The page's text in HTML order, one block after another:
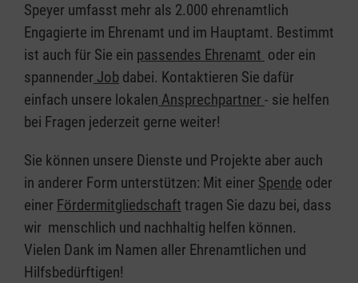
Speyer umfasst mehr als 2.000 ehrenamtlich
Engagierte im Ehrenamt und im Hauptamt. Bestimmt
ist auch für Sie ein passendes Ehrenamt oder ein
spannender Job dabei. Kontaktieren Sie dafür
einfach unsere lokalen Ansprechpartner - sie helfen
bei Fragen jederzeit gerne weiter!
Sie können unsere Dienste und Projekte aber auch
in anderer Form unterstützen: Mit einer Spende oder
einer Fördermitgliedschaft tragen Sie dazu bei, dass
wir menschlich und nachhaltig helfen können.
Vielen Dank im Namen aller Ehrenamtlichen und
Hilfsbedürftigen!